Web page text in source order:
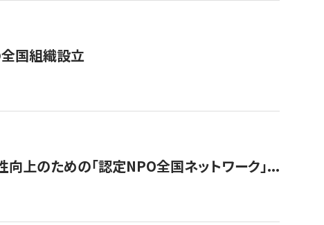
国組織設立
上のための「認定NPO全国ネットワーク」...